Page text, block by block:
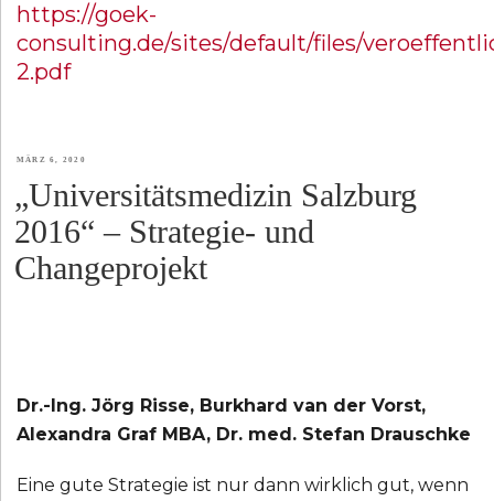
https://goek-
consulting.de/sites/default/files/
2.pdf
VERÖFFENTLICHT
AM
MÄRZ 6, 2020
„Universitätsmedizin Salzburg
2016“ – Strategie- und
Changeprojekt
Dr.-Ing. Jörg Risse, Burkhard van der Vorst,
Alexandra Graf MBA, Dr. med. Stefan Drauschke
Eine gute Strategie ist nur dann wirklich gut, wenn